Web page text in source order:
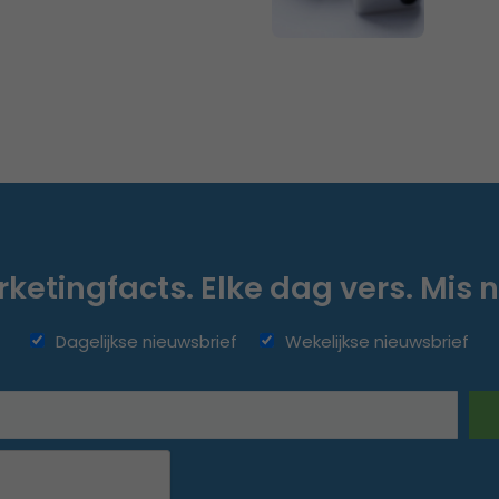
Elke dag vers. Mis
Dagelijkse nieuwsbrief Wekelijkse nieuwsbrief